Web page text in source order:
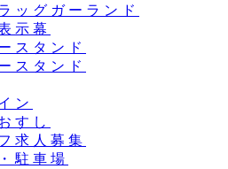
ッグガーランド
示幕
スタンド
スタンド
ン
すし
求人募集
駐車場